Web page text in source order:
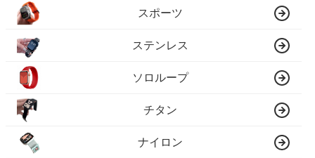
スポーツ
ステンレス
ソロループ
チタン
ナイロン